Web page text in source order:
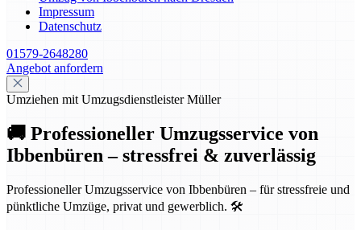
Impressum
Datenschutz
01579-2648280
Angebot anfordern
Umziehen mit Umzugsdienstleister Müller
🚚 Professioneller Umzugsservice von
Ibbenbüren – stressfrei & zuverlässig
Professioneller Umzugsservice von Ibbenbüren – für stressfreie und
pünktliche Umzüge, privat und gewerblich. 🛠️